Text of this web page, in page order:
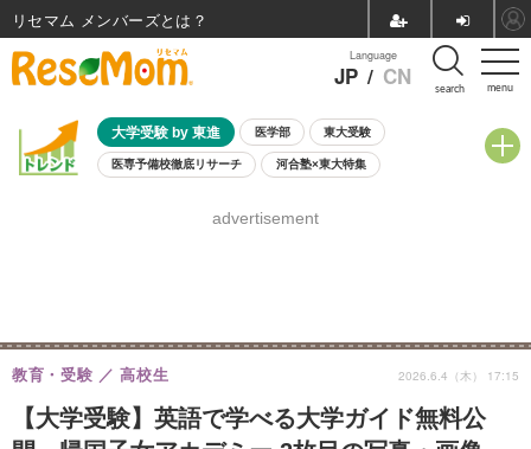
menu
Language
JP / CN search
大学受験 by 東進 医学部 東大受験
医専予備校徹底リサーチ 河合塾×東大特集
8月開催学校説明会・相談会
advertisement
【大学受験】英語で学べる大学ガイド無料公
教育・受験 高校生 2026.6.4（木） 17:15
リセマム メンバーズ